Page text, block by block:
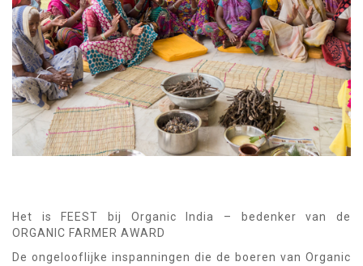
Het is FEEST bij Organic India – bedenker van de
ORGANIC FARMER AWARD
De ongelooflijke inspanningen die de boeren van Organic